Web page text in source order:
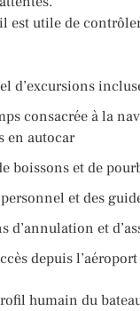
est utile de
d’excursions
consacrée à la
en autocar
boissons et de
et des
d’annulation et
depuis
humain du